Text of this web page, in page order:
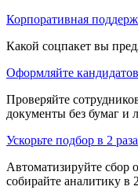
Корпоративная
Какой соцпакет вы
Оформляйте
Проверяйте
документы без бумаг и
Ускорьте подбор в 2
Автоматизируйте сбор
собирайте аналитику в